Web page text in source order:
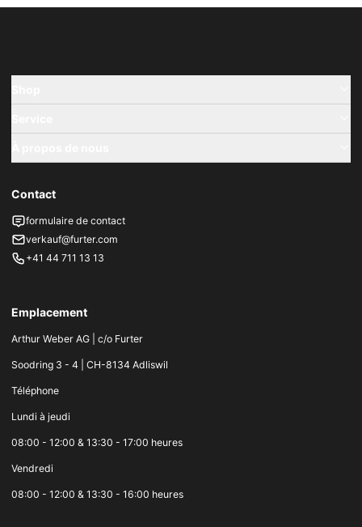
Contact
formulaire de contact
verkauf@furter.com
+41 44 711 13 13
Emplacement
Arthur Weber AG | c/o Furter
Soodring 3 - 4 | CH-8134 Adliswil
Téléphone
Lundi à jeudi
08:00 - 12:00 & 13:30 - 17:00 heures
Vendredi
08:00 - 12:00 & 13:30 - 16:00 heures